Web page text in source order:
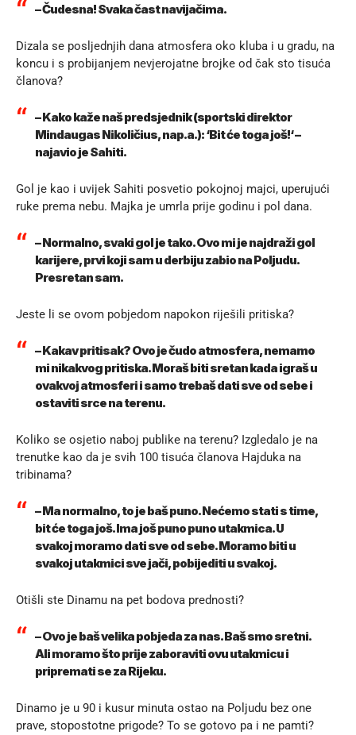
– Čudesna! Svaka čast navijačima.
Dizala se posljednjih dana atmosfera oko kluba i u gradu, na
koncu i s probijanjem nevjerojatne brojke od čak sto tisuća
članova?
– Kako kaže naš predsjednik (sportski direktor
Mindaugas Nikoličius, nap.a.): ‘Bit će toga još!‘ –
najavio je Sahiti.
Gol je kao i uvijek Sahiti posvetio pokojnoj majci, uperujući
ruke prema nebu. Majka je umrla prije godinu i pol dana.
– Normalno, svaki gol je tako. Ovo mi je najdraži gol
karijere, prvi koji sam u derbiju zabio na Poljudu.
Presretan sam.
Jeste li se ovom pobjedom napokon riješili pritiska?
– Kakav pritisak? Ovo je čudo atmosfera, nemamo
mi nikakvog pritiska. Moraš biti sretan kada igraš u
ovakvoj atmosferi i samo trebaš dati sve od sebe i
ostaviti srce na terenu.
Koliko se osjetio naboj publike na terenu? Izgledalo je na
trenutke kao da je svih 100 tisuća članova Hajduka na
tribinama?
– Ma normalno, to je baš puno. Nećemo stati s time,
bit će toga još. Ima još puno puno utakmica. U
svakoj moramo dati sve od sebe. Moramo biti u
svakoj utakmici sve jači, pobijediti u svakoj.
Otišli ste Dinamu na pet bodova prednosti?
– Ovo je baš velika pobjeda za nas. Baš smo sretni.
Ali moramo što prije zaboraviti ovu utakmicu i
pripremati se za Rijeku.
Dinamo je u 90 i kusur minuta ostao na Poljudu bez one
prave, stopostotne prigode? To se gotovo pa i ne pamti?